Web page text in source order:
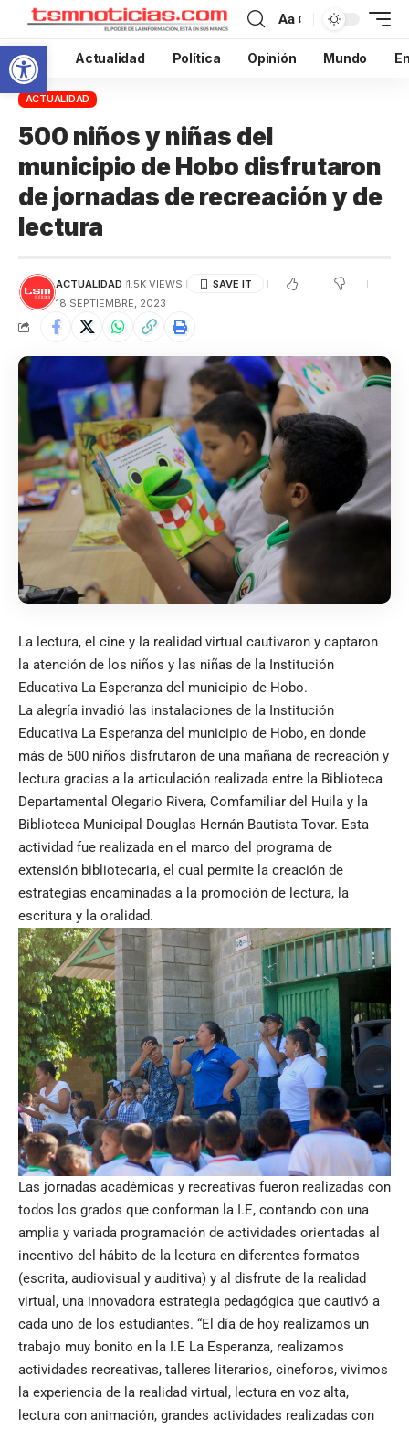
Abrir barra de herramientas
Aa
Inicio Actualidad Política Opinión Mundo
ACTUALIDAD
500 niños y niñas del
municipio de Hobo disfrutaron
de jornadas de recreación y de
lectura
ACTUALIDAD 1.5K VIEWS
18 SEPTIEMBRE, 2023
La lectura, el cine y la realidad virtual cautivaron y captaron
la atención de los niños y las niñas de la Institución
Educativa La Esperanza del municipio de Hobo.
La alegría invadió las instalaciones de la Institución
Educativa La Esperanza del municipio de Hobo, en donde
más de 500 niños disfrutaron de una mañana de recreación y
lectura gracias a la articulación realizada entre la Biblioteca
Departamental Olegario Rivera, Comfamiliar del Huila y la
Biblioteca Municipal Douglas Hernán Bautista Tovar. Esta
actividad fue realizada en el marco del programa de
extensión bibliotecaria, el cual permite la creación de
estrategias encaminadas a la promoción de lectura, la
escritura y la oralidad.
Las jornadas académicas y recreativas fueron realizadas con
todos los grados que conforman la I.E, contando con una
amplia y variada programación de actividades orientadas al
incentivo del hábito de la lectura en diferentes formatos
(escrita, audiovisual y auditiva) y al disfrute de la realidad
virtual, una innovadora estrategia pedagógica que cautivó a
cada uno de los estudiantes. “El día de hoy realizamos un
trabajo muy bonito en la I.E La Esperanza, realizamos
actividades recreativas, talleres literarios, cineforos, vivimos
la experiencia de la realidad virtual, lectura en voz alta,
lectura con animación, grandes actividades realizadas con